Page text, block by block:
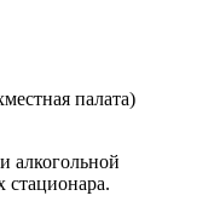
палата)
алкогольной
стационара.